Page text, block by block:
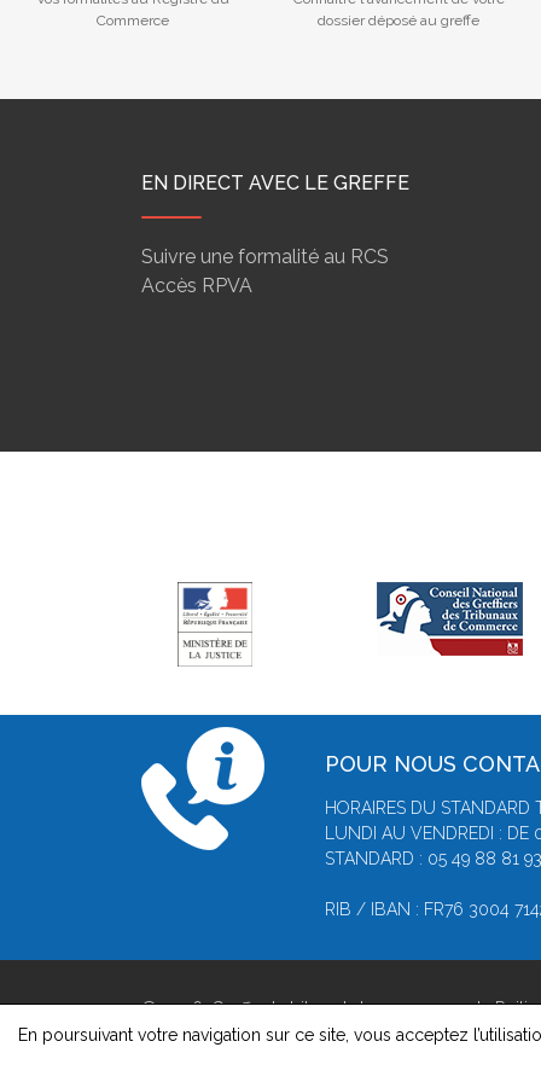
Commerce
dossier déposé au greffe
EN DIRECT AVEC LE GREFFE
Suivre une formalité au RCS
Accès RPVA
POUR NOUS
HORAIRES DU STANDARD
LUNDI AU VENDREDI :
STANDARD : 05 49 88 81 93
RIB / IBAN : FR76 3004
© 2026, Greffe du tribunal de commerce de
Version : 1.8.1
En poursuivant votre navigation sur ce site, vous acceptez